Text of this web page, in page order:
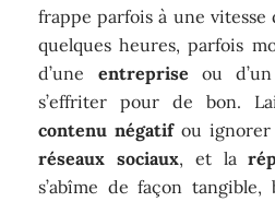
frappe parfois à une vitesse
quelques heures, parfois
d’une entreprise ou
s’effriter pour de bon.
contenu négatifou ignorer
réseaux sociaux, et la
s’abîme de façon tangible,